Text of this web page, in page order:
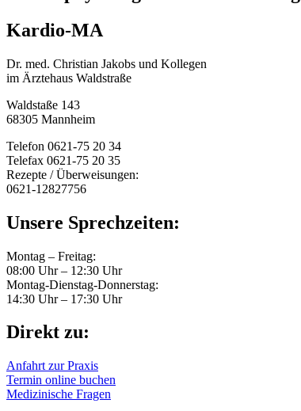
Kardio-MA
Dr. med. Christian Jakobs und Kollegen
im Ärztehaus Waldstraße
Waldstaße 143
68305 Mannheim
Telefon 0621-75 20 34
Telefax 0621-75 20 35
Rezepte / Überweisungen:
0621-12827756
Unsere Sprechzeiten:
Montag – Freitag:
08:00 Uhr – 12:30 Uhr
Montag-Dienstag-Donnerstag:
14:30 Uhr – 17:30 Uhr
Direkt zu:
Anfahrt zur Praxis
Termin online buchen
Medizinische Fragen